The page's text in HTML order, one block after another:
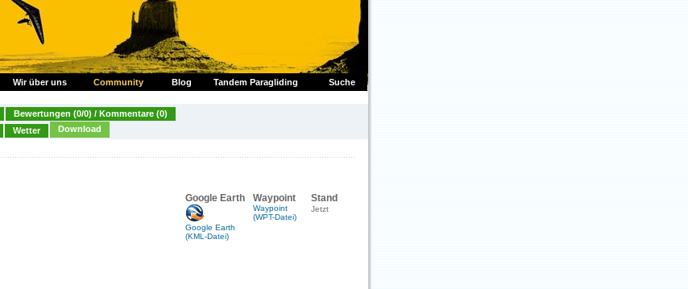
Wir über uns Suche
Community Blog Tandem Paragliding
Bewertungen (0/0) / Kommentare (0)
Wetter Download
Google Earth Waypoint
Stand
Google Earth
(KML-Datei)
Waypoint
(WPT-Datei)
Jetzt